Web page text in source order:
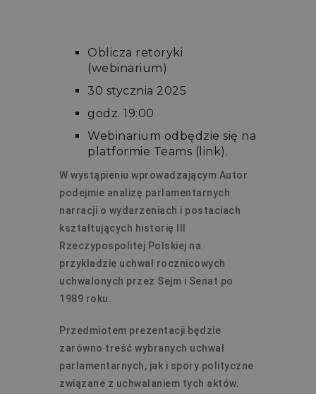
Oblicza retoryki
(webinarium)
30 stycznia 2025
godz. 19:00
Webinarium odbędzie się na
platformie Teams (link) .
W wystąpieniu wprowadzającym Autor
podejmie analizę parlamentarnych
narracji o wydarzeniach i postaciach
kształtujących historię III
Rzeczypospolitej Polskiej na
przykładzie uchwał rocznicowych
uchwalonych przez Sejm i Senat po
1989 roku.
Przedmiotem prezentacji będzie
zarówno treść wybranych uchwał
parlamentarnych, jak i spory polityczne
związane z uchwalaniem tych aktów.